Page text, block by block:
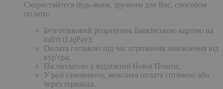
Скористайтеся будь-яким, зручним для Вас, способом
оплати:
Безготівковий розрахунок банківською картою на
сайті (LiqPay);
Оплата готівкою під час отримання замовлення від
кур'єра;
Післяплатою у відділенні Нової Пошти;
У разі самовивозу, можлива оплата готівкою або
через термінал.